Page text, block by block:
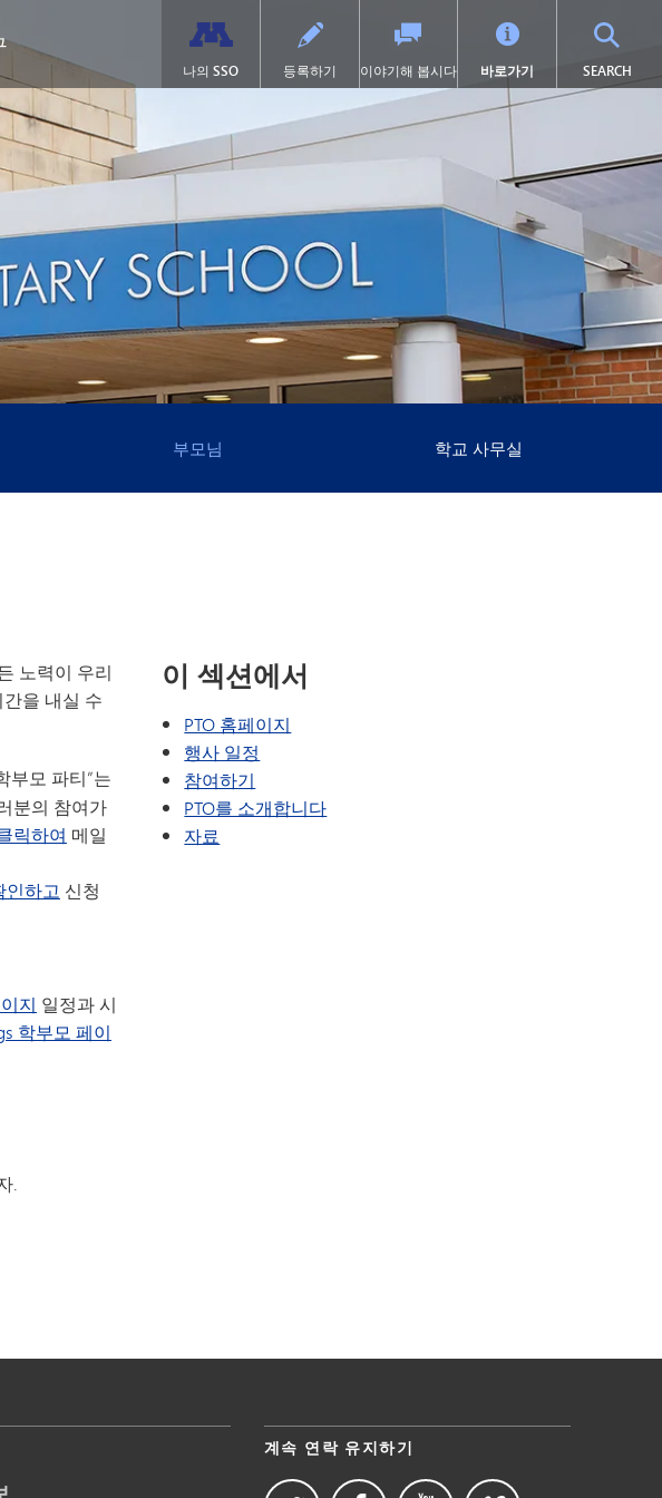
고등학교 (9~12학년)
학술적 수상 내역
대학 선이수 과정(AP)
미술
졸업 요건
국제 바칼로레아(IB)
국제학
언어 몰입 교육 (9~12학년)
미네토카 연구소
주요 분야: 항공, 자동차, 건설
학년)
수상 내역
입 교육 (6~8학년)
림)
열림)
시설
자주 묻는 질문
연락처
(새 창/탭에서 열림)
스포츠
스포츠 소식
티켓
학교
중학교
카 고등학교
SAIL 전환 프로그램
이러닝
드 클럽(새 창/탭에서 열림)
동창회
재단
후원회
라이드
1:1 아이패드 정보
제504조
디지털 헬스 & 웰니스
영어 학습자 (EL)
보건 서비스
집에 갇힌
맥키니-벤토 지원 대상 학생
미네톤카 아메리칸 인디언 교육
프로그램
나의 SSO 등록하기 이야기해 봅시다 바로가기 SEARCH
부모님
학생 복지
TIPS276 (차별·괴롭힘·성희롱 신고)
자원봉사자
학교 사무실
노력이 우리
을 내실 수
부모 파티”는
분의 참여가
릭하여 메일
인하고 신청
지 일정과 시
학부모 페이
.
이 섹션에서
PTO 홈페이지
행사 일정
참여하기
PTO를 소개합니다
자료
계속 연락 유지하기